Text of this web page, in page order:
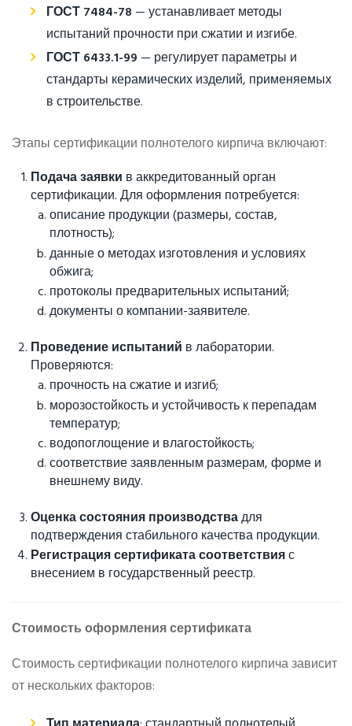
ГОСТ 7484-78 — устанавливает методы
испытаний прочности при сжатии и изгибе.
ГОСТ 6433.1-99 — регулирует параметры и
стандарты керамических изделий, применяемых
в строительстве.
Этапы сертификации полнотелого кирпича включают:
Подача заявки в аккредитованный орган
сертификации. Для оформления потребуется:
описание продукции (размеры, состав,
плотность);
данные о методах изготовления и условиях
обжига;
протоколы предварительных испытаний;
документы о компании-заявителе.
Проведение испытаний в лаборатории.
Проверяются:
прочность на сжатие и изгиб;
морозостойкость и устойчивость к перепадам
температур;
водопоглощение и влагостойкость;
соответствие заявленным размерам, форме и
внешнему виду.
Оценка состояния производствадля
подтверждения стабильного качества продукции.
Регистрация сертификата соответствияс
внесением в государственный реестр.
Стоимость оформления сертификата
Стоимость сертификации полнотелого кирпича зависит
от нескольких факторов: